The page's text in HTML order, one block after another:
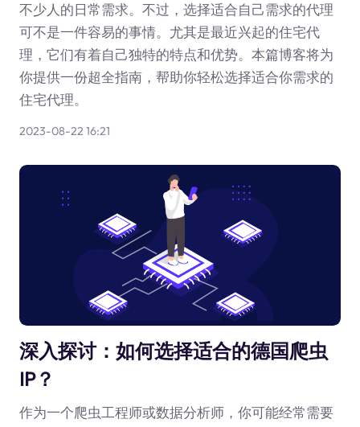
不少人的日常需求。不过，选择适合自己需求的代理
可不是一件容易的事情。尤其是最近兴起的住宅代
理，它们有着自己独特的特点和优势。本篇博客将为
你提供一份超全指南，帮助你轻松选择适合你需求的
住宅代理。
2023-08-22 16:21
深入探讨：如何选择适合的德国爬虫
IP？
作为一个爬虫工程师或数据分析师，你可能经常需要